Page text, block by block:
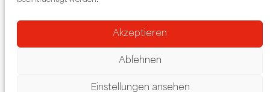
Akzeptieren
Ablehnen
Einstellungen ansehen
Unsere Kanäle: